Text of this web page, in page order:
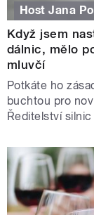
Host Jana
Když jsem
dálnic, mělo
mluvčí
Potkáte ho
buchtou pro
Ředitelství